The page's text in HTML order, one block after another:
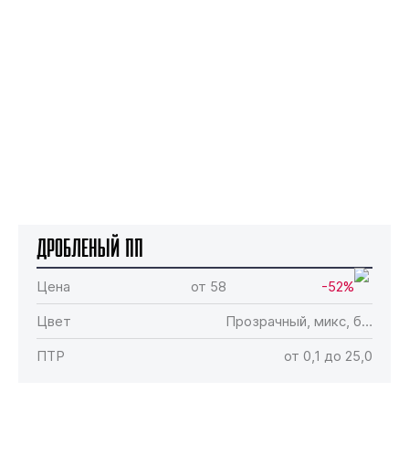
Дробленый ПП
Цена от 58
-52%
Цвет
Прозрачный, микс, б…
ПТР
от 0,1 до 25,0